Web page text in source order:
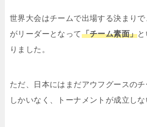
世界大会はチームで出場する決まり
がリーダーとなって「チーム素面」
りました。
ただ、日本にはまだアウフグースのチ
しかいなく、トーナメントが成立しな